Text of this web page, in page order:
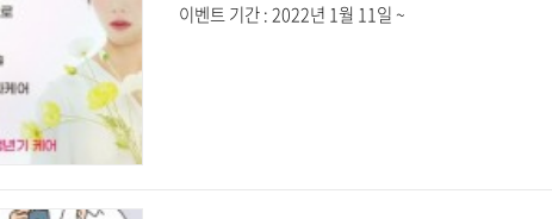
이벤트 기간 : 2022년 1월 11일 ~